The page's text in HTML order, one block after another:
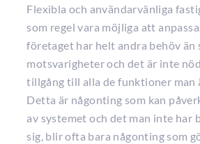
Flexibla och användarvänliga
som regel vara möjliga att
företaget har helt andra behöv än
motsvarigheter och det är inte
tillgång till alla de funktioner
Detta är någonting som kan
av systemet och det man inte har
sig, blir ofta bara någonting som